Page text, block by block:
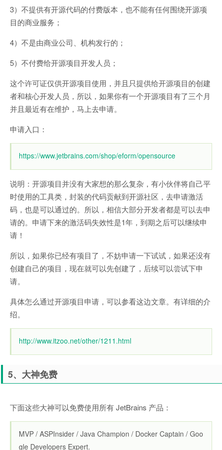
3）不提供有开源代码的付费版本，也不能有任何围绕开源项
目的商业服务；
4）不是由商业公司、机构发行的；
5）不付费给开源项目开发人员；
这个许可证仅供开源项目使用，并且只提供给开源项目的创建
者和核心开发人员，所以，如果你有一个开源项目有了三个月
并且最近有在维护，马上去申请。
申请入口：
https://www.jetbrains.com/shop/eform/opensource
说明：开源项目并没有大家想的那么复杂，有小伙伴将自己平
时使用的工具类，封装的代码贡献到开源社区，去申请激活
码，也是可以通过的。所以，相信大部分开发者都是可以去申
请的。申请下来的激活码失效性是1年，到期之后可以继续申
请！
所以，如果你已经有项目了，不妨申请一下试试，如果还没有
创建自己的项目，现在就可以先创建了，后续可以尝试下申
请。
具体怎么通过开源项目申请，可以参看这边文章。有详细的介
绍。
http://www.itzoo.net/other/1211.html
5、大神免费
下面这些大神可以免费使用所有 JetBrains 产品：
MVP / ASPInsider / Java Champion / Docker Captain / Goo
gle Developers Expert.